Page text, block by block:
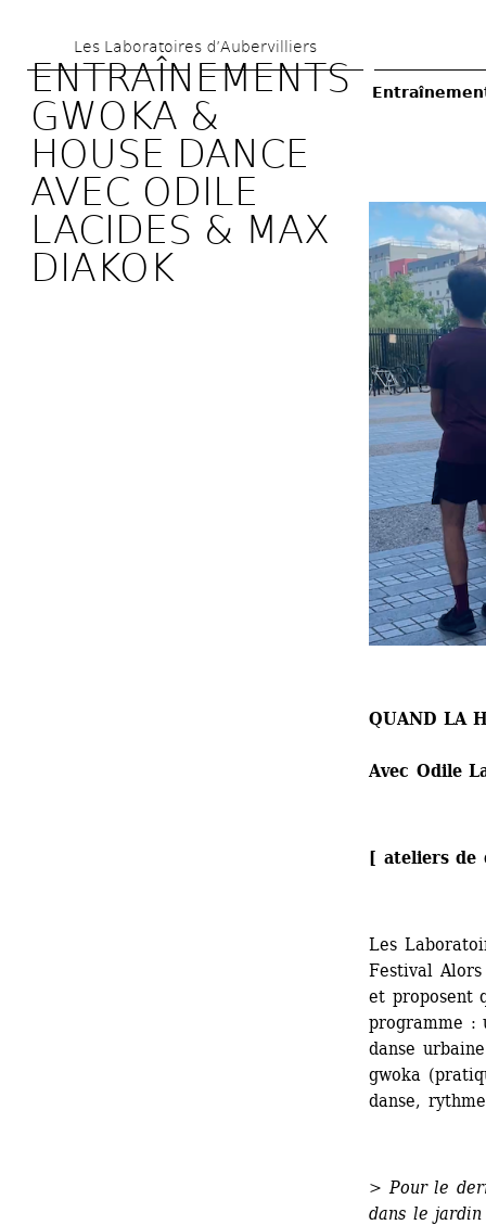
au
contenu
principal
Les Laboratoires d’Aubervilliers
ENTRAÎNEMENTS
GWOKA &
HOUSE DANCE
AVEC ODILE
LACIDES & MAX
DIAKOK
QUAND LA
Avec Odile
[ ateliers de
Les
Festival
et proposent
programme :
danse
gwoka
danse,
> Pour le
dans le